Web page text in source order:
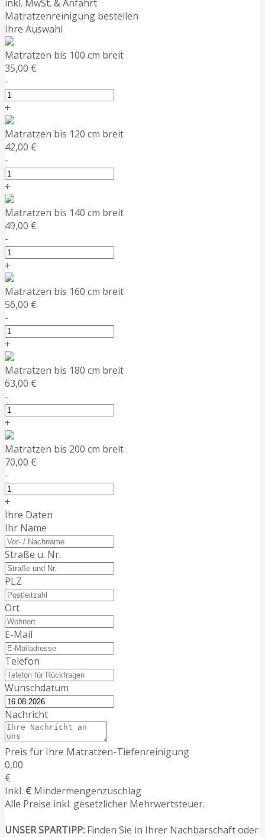
inkl. MwSt. & Anfahrt
Matratzenreinigung bestellen
Ihre Auswahl
Matratzen bis 100 cm breit
35,00 €
-
+
Matratzen bis 120 cm breit
42,00 €
-
+
Matratzen bis 140 cm breit
49,00 €
-
+
Matratzen bis 160 cm breit
56,00 €
-
+
Matratzen bis 180 cm breit
63,00 €
-
+
Matratzen bis 200 cm breit
70,00 €
-
+
Ihre Daten
Ihr Name
Straße u. Nr.
PLZ
Ort
E-Mail
Telefon
Wunschdatum
Nachricht
Preis für Ihre Matratzen-Tiefenreinigung
0,00
€
Inkl. € Mindermengenzuschlag
Alle Preise inkl. gesetzlicher Mehrwertsteuer.
UNSER SPARTIPP: Finden Sie in Ihrer Nachbarschaft oder